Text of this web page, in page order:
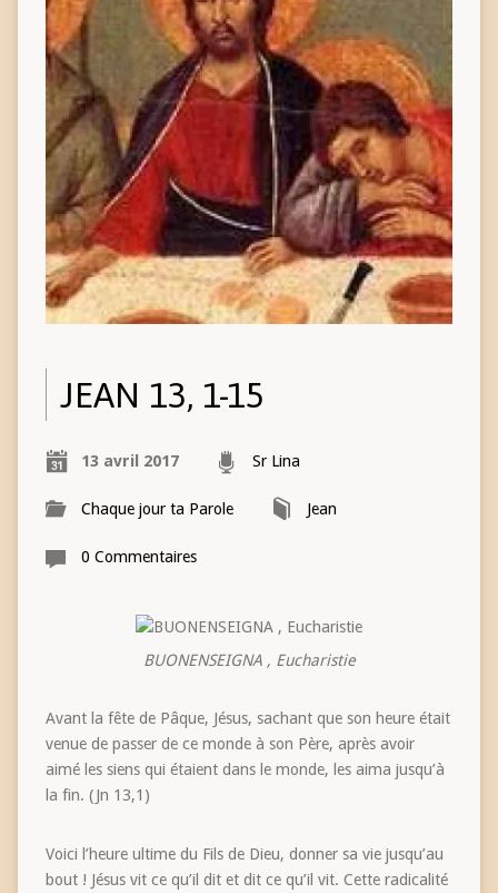
JEAN 13, 1-15
13 avril 2017 Sr Lina
Chaque jour ta Parole Jean
0 Commentaires
BUONENSEIGNA , Eucharistie
Avant la fête de Pâque, Jésus, sachant que son heure était
venue de passer de ce monde à son Père, après avoir
aimé les siens qui étaient dans le monde, les aima jusqu’à
la fin. (Jn 13,1)
Voici l’heure ultime du Fils de Dieu, donner sa vie jusqu’au
bout ! Jésus vit ce qu’il dit et dit ce qu’il vit. Cette radicalité